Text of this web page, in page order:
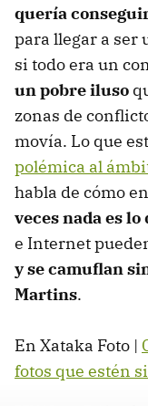
quería
para llegar a ser
si todo era un
un pobre iluso
zonas de
movía. Lo que
polémica al
habla de cómo
veces nada es lo
e Internet
y se camuflan
Martins.
En Xataka Foto |
fotos que estén